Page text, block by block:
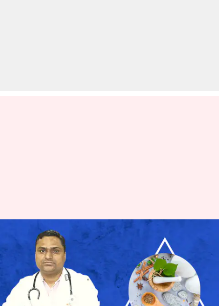
#NewsBytesExclusive:
आयुर्वेदिक उपचार कितना प्रभावी है?
विशेषज्ञ से समझें
लेखन अंजली Nov 19, 2025 10:14 am